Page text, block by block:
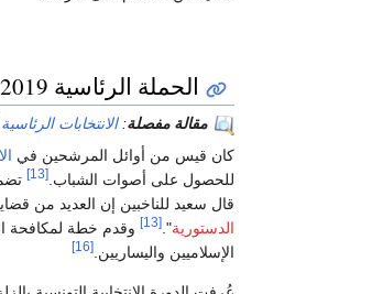
الحملة الرئاسية 2019
مقالة مفصلة:الانتخابات الرئاسية
كان قيس من أوائل المرشحين في
للحصول على أصوات الشباب.[13]
قال سعيد للناخبين إن العديد من
الدستورية".
[13] وقدم خطة لمكافحة
الإسلاميين واليساريين.[16]